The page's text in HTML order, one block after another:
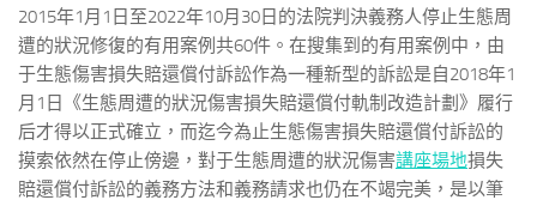
2015年1月1日至2022年10月30日的法院判決義務人停止生態周
遭的狀況修復的有用案例共60件。在搜集到的有用案例中，由
于生態傷害損失賠還償付訴訟作為一種新型的訴訟是自2018年1
月1日《生態周遭的狀況傷害損失賠還償付軌制改造計劃》履行
后才得以正式確立，而迄今為止生態傷害損失賠還償付訴訟的
摸索依然在停止傍邊，對于生態周遭的狀況傷害講座場地損失
賠還償付訴訟的義務方法和義務請求也仍在不竭完美，是以筆